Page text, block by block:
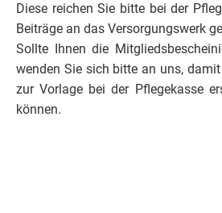
Diese reichen Sie bitte bei der
Beiträge an das Versorgungswerk
Sollte Ihnen die
wenden Sie sich bitte an uns,
zur Vorlage bei der Pflegekasse
können.